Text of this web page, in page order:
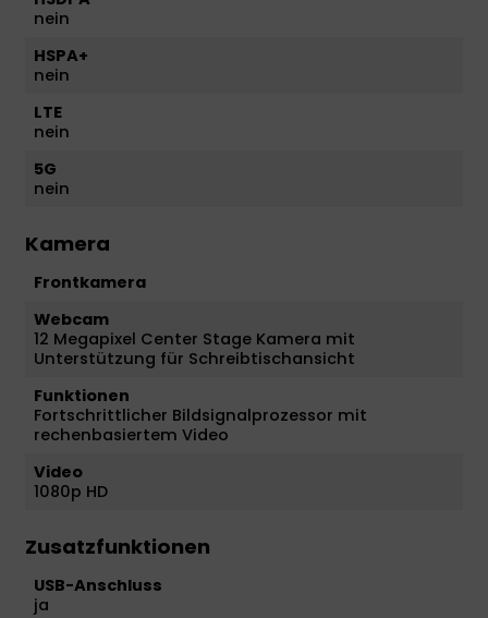
nein
HSPA+
nein
LTE
nein
5G
nein
Kamera
Frontkamera
Webcam
12 Megapixel Center Stage Kamera mit
Unterstützung für Schreibtischansicht
Funktionen
Fortschrittlicher Bildsignal­prozessor mit
rechenbasiertem Video
Video
1080p HD
Zusatzfunktionen
USB-Anschluss
ja